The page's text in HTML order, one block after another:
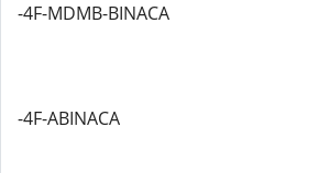
-4F-MDMB-BINACA
-4F-ABINACA